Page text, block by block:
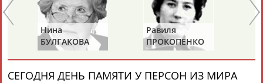
24 персон из 13181
ТАБЛО АКТИВНОСТИ
Нина
БУЛГАКОВА
Равиля
ПРОКОПЕНКО
(САЛИМОВА)
СЕГОДНЯ ДЕНЬ ПАМЯТИ У ПЕРСОН ИЗ МИРА